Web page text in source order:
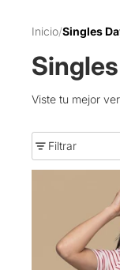
Inicio/Singles
Viste tu mejor
Filtrar
Camiseta rayas